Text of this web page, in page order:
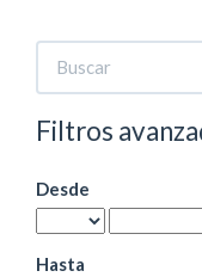
Buscar
artículos
por
Filtros
Desde
Hasta